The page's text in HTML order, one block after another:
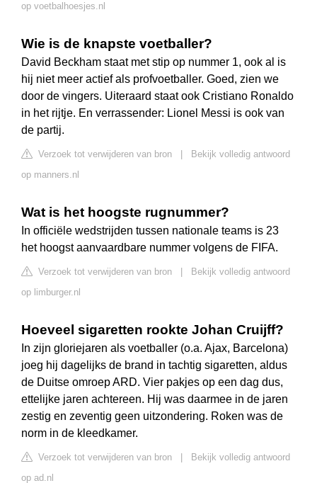
op voetbalhoesjes.nl
Wie is de knapste voetballer?
David Beckham staat met stip op nummer 1, ook al is
hij niet meer actief als profvoetballer. Goed, zien we
door de vingers. Uiteraard staat ook Cristiano Ronaldo
in het rijtje. En verrassender: Lionel Messi is ook van
de partij.
Verzoek tot verwijderen van bron
Bekijk volledig antwoord
op manners.nl
Wat is het hoogste rugnummer?
In officiële wedstrijden tussen nationale teams is 23
het hoogst aanvaardbare nummer volgens de FIFA.
Verzoek tot verwijderen van bron
Bekijk volledig antwoord
op limburger.nl
Hoeveel sigaretten rookte Johan Cruijff?
In zijn gloriejaren als voetballer (o.a. Ajax, Barcelona)
joeg hij dagelijks de brand in tachtig sigaretten, aldus
de Duitse omroep ARD. Vier pakjes op een dag dus,
ettelijke jaren achtereen. Hij was daarmee in de jaren
zestig en zeventig geen uitzondering. Roken was de
norm in de kleedkamer.
Verzoek tot verwijderen van bron
Bekijk volledig antwoord
op ad.nl